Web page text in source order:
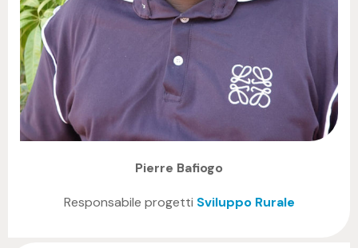
Pierre Bafiogo
Responsabile progetti Sviluppo Rurale